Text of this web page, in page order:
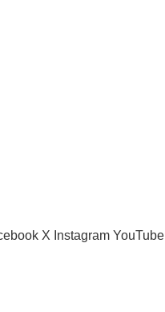
X Instagram YouTube